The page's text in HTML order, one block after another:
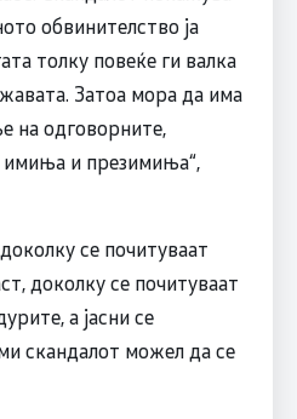
обвинителство ја
толку повеќе ги валка
Затоа мора да има
на одговорните,
и презимиња“,
се почитуваат
доколку се почитуваат
а јасни се
скандалот можел да се